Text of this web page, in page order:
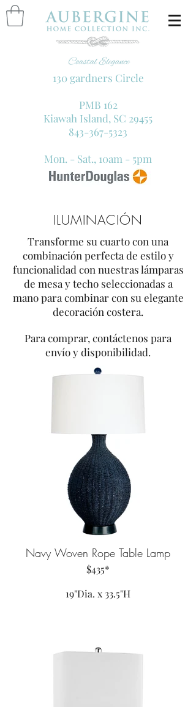
130 gardners Circle
PMB 162
Kiawah Island, SC 29455
843-367-5323
Mon. - Sat., 10am - 5pm
ILUMINACIÓN
Transforme su cuarto con una
combinación perfecta de estilo y
funcionalidad con nuestras lámparas
de mesa y techo seleccionadas a
mano para combinar con su elegante
decoración costera.
Para comprar, contáctenos para
envío y disponibilidad.
Navy Woven Rope Table Lamp
$435*
19"Dia. x 33.5"H